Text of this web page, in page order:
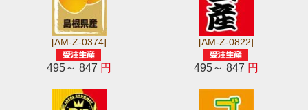
[AM-Z-0374]
495～ 847 円
[AM-Z-0822]
495～ 847 円